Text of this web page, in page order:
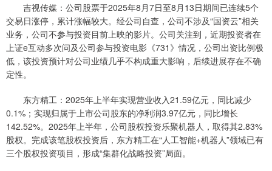
吉视传媒：公司股票于2025年8月7日至8月13日期间已连续5个
交易日涨停，累计涨幅较大。经公司自查，公司不涉及“国资云”相关
业务，公司不参与投资目前上映的影片。公司关注到，近期投资者在
上证e互动多次问及公司参与投资电影《731》情况，公司出资比例极
低，该投资预计对公司业绩几乎不构成重大影响，后续进展存在不确
定性。
东方精工：2025年上半年实现营业收入21.59亿元，同比减少
0.1%；实现归属于上市公司股东的净利润3.97亿元，同比增长
142.52%。2025年上半年，公司股权投资乐聚机器人，取得其2.83%
股权。完成该笔股权投资后，东方精工在“人工智能+机器人”领域已有
三个股权投资项目，形成“集群化战略投资”局面。